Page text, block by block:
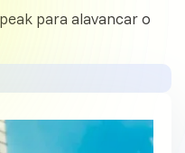
para alavancar o